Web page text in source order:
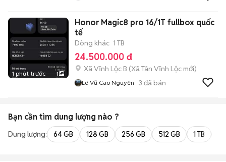
1 phút trước 1
Honor Magic8 pro 16/1T fullbox quốc
tế
Dòng khác 1 TB
24.500.000 đ
Xã Vĩnh Lộc B (Xã Tân Vĩnh Lộc mới)
Lê Vũ Cao Nguyên 3 đã bán
Bạn cần tìm dung lượng nào ?
Dung lượng: 64 GB 128 GB 256 GB 512 GB 1 TB